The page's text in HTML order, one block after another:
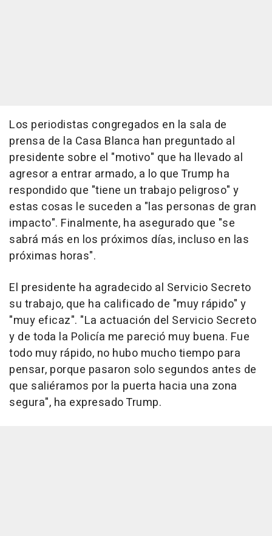
Los periodistas congregados en la sala de
prensa de la Casa Blanca han preguntado al
presidente sobre el "motivo" que ha llevado al
agresor a entrar armado, a lo que Trump ha
respondido que "tiene un trabajo peligroso" y
estas cosas le suceden a "las personas de gran
impacto". Finalmente, ha asegurado que "se
sabrá más en los próximos días, incluso en las
próximas horas".
El presidente ha agradecido al Servicio Secreto
su trabajo, que ha calificado de "muy rápido" y
"muy eficaz". "La actuación del Servicio Secreto
y de toda la Policía me pareció muy buena. Fue
todo muy rápido, no hubo mucho tiempo para
pensar, porque pasaron solo segundos antes de
que saliéramos por la puerta hacia una zona
segura", ha expresado Trump.